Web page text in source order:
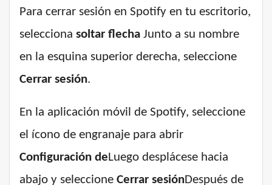
Para cerrar sesión en Spotify en tu escritorio,
selecciona soltar flecha Junto a su nombre
en la esquina superior derecha, seleccione
Cerrar sesión.
En la aplicación móvil de Spotify, seleccione
el ícono de engranaje para abrir
Configuración deLuego desplácese hacia
abajo y seleccione Cerrar sesiónDespués de